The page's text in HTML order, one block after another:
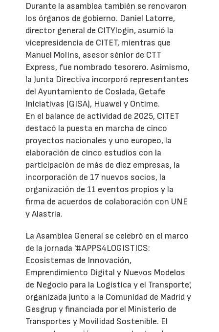
Durante la asamblea también se renovaron
los órganos de gobierno. Daniel Latorre,
director general de CITYlogin, asumió la
vicepresidencia de CITET, mientras que
Manuel Molins, asesor sénior de CTT
Express, fue nombrado tesorero. Asimismo,
la Junta Directiva incorporó representantes
del Ayuntamiento de Coslada, Getafe
Iniciativas (GISA), Huawei y Ontime.
En el balance de actividad de 2025, CITET
destacó la puesta en marcha de cinco
proyectos nacionales y uno europeo, la
elaboración de cinco estudios con la
participación de más de diez empresas, la
incorporación de 17 nuevos socios, la
organización de 11 eventos propios y la
firma de acuerdos de colaboración con UNE
y Alastria.
La Asamblea General se celebró en el marco
de la jornada '#APPS4LOGISTICS:
Ecosistemas de Innovación,
Emprendimiento Digital y Nuevos Modelos
de Negocio para la Logística y el Transporte',
organizada junto a la Comunidad de Madrid y
Gesgrup y financiada por el Ministerio de
Transportes y Movilidad Sostenible. El